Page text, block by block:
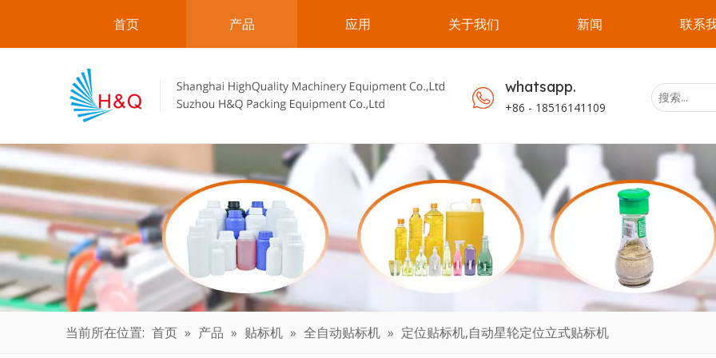
首页 产品 应用 关于我们 新闻 联系
whatsapp.
+86 - 18516141109
当前所在位置: 首页 » 产品 » 贴标机 » 全自动贴标机 » 定位贴标机,自动星轮定位立式贴标机